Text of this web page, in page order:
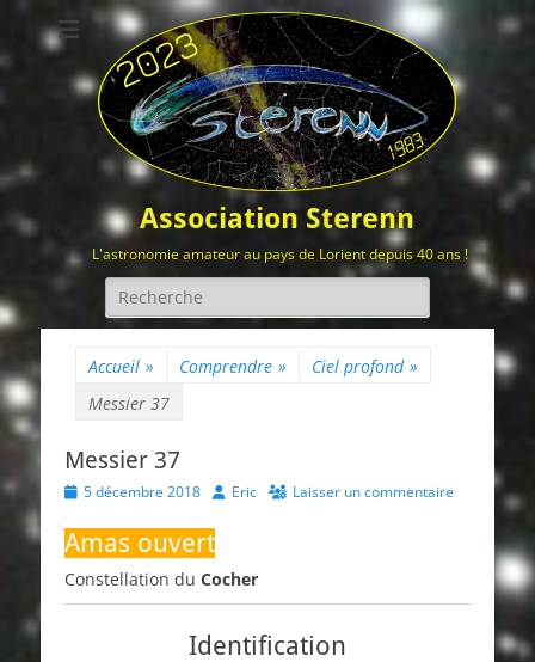
Association Sterenn
L'astronomie amateur au pays de Lorient depuis 40 ans !
Rechercher :
Accueil » Comprendre » Ciel profond »
Messier 37
Messier 37
Posted
5 décembre 2018 Author
Eric Laisser un commentaire
Amas ouvert
Constellation du Cocher
Identification